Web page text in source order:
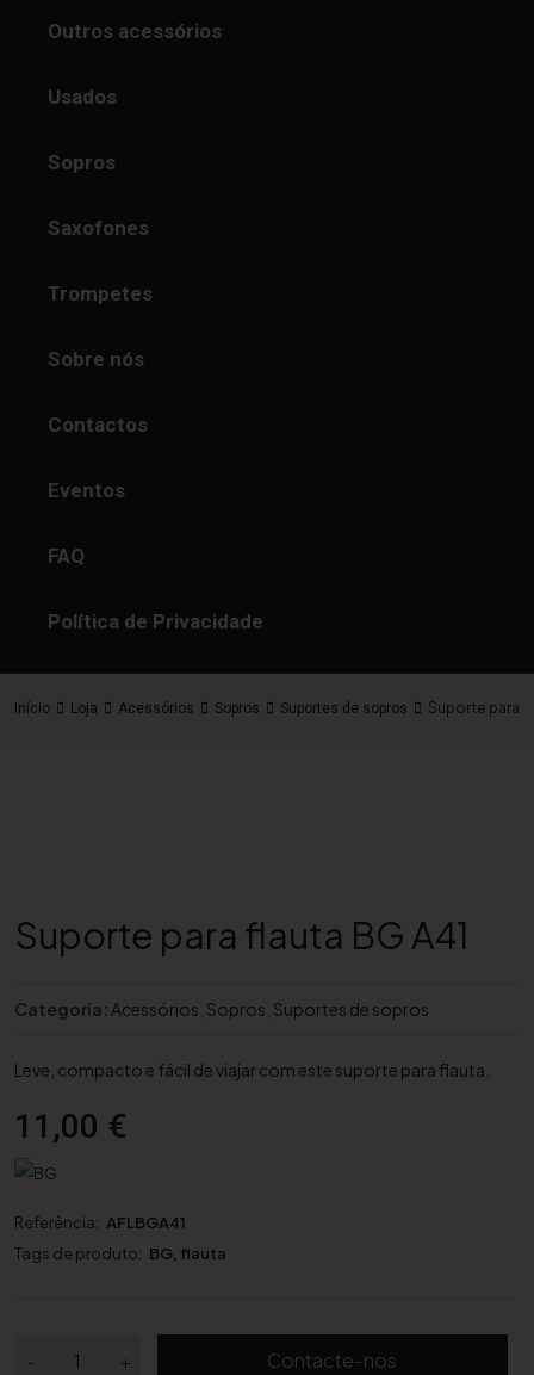
Outros acessórios
Usados
Sopros
Saxofones
Trompetes
Sobre nós
Contactos
Eventos
FAQ
Política de Privacidade
Início Loja Acessórios Sopros Suportes de sopros Suporte para
Suporte para flauta BG A41
Categoria: Acessórios Sopros Suportes de sopros
Leve, compacto e fácil de viajar com este suporte para flauta.
11,00 €
Referência: AFLBGA41
Tags de produto: BG flauta
- + Contacte-nos